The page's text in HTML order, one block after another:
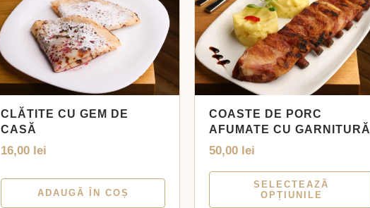
CLĂTITE CU GEM DE
CASĂ
16,00 lei
ADAUGĂ ÎN COȘ
COASTE DE PORC
AFUMATE CU GARNITURĂ
50,00 lei
SELECTEAZĂ
OPȚIUNILE